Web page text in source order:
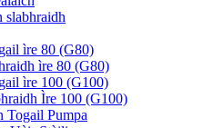
slabhraidh
ìre 80 (G80)
ìre 80 (G80)
ìre 100 (G100)
Ìre 100 (G100)
Togail Pumpa